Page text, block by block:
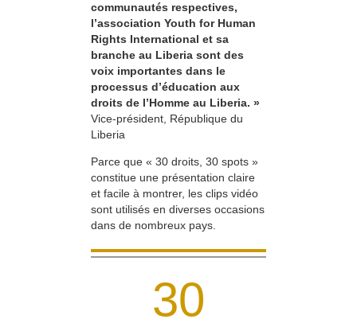
communautés respectives,
l’association Youth for Human
Rights International et sa
branche au Liberia sont des
voix importantes dans le
processus d’éducation aux
droits de l’Homme au Liberia. »
Vice-président, République du
Liberia
Parce que « 30 droits, 30 spots »
constitue une présentation claire
et facile à montrer, les clips vidéo
sont utilisés en diverses occasions
dans de nombreux pays.
30